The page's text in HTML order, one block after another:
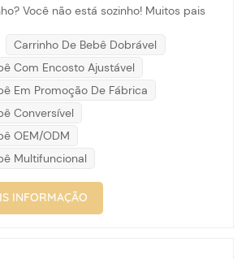
Você não está sozinho! Muitos pais
com um pouco de paciência e
inteligentes, você pode ajudar seu
a tolera...
Carrinho De Bebê Dobrável
Com Encosto Ajustável
Em Promoção De Fábrica
Conversível
OEM/ODM
Multifuncional
INFORMAÇÃO